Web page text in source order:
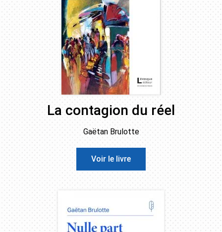
La contagion du réel
Gaëtan Brulotte
Voir le livre